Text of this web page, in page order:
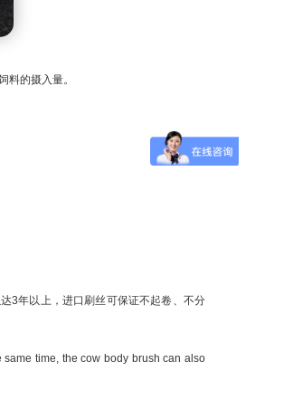
料的摄入量。
3年以上，进口刷丝可保证不起卷、不分
time, the cow body brush can also